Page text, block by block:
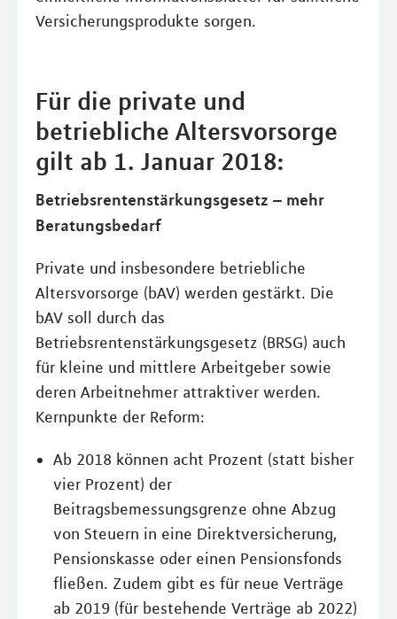
Versicherungsprodukte sorgen.
Für die private und
betriebliche Altersvorsorge
gilt ab 1. Januar 2018:
Betriebsrentenstärkungsgesetz – mehr
Beratungsbedarf
Private und insbesondere betriebliche
Altersvorsorge (bAV) werden gestärkt. Die
bAV soll durch das
Betriebsrentenstärkungsgesetz (BRSG) auch
für kleine und mittlere Arbeitgeber sowie
deren Arbeitnehmer attraktiver werden.
Kernpunkte der Reform:
Ab 2018 können acht Prozent (statt bisher
vier Prozent) der
Beitragsbemessungsgrenze ohne Abzug
von Steuern in eine Direktversicherung,
Pensionskasse oder einen Pensionsfonds
fließen. Zudem gibt es für neue Verträge
ab 2019 (für bestehende Verträge ab 2022)